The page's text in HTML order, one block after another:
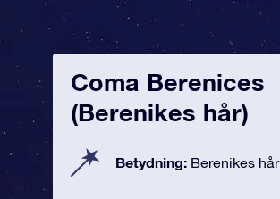
Coma Berenices
(Berenikes hår)
Betydning: Berenikes hår